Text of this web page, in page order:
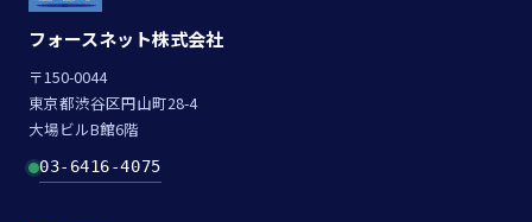
フォースネット株式会社
〒150-0044
東京都渋谷区円山町28-4
大場ビルB館6階
03-6416-4075